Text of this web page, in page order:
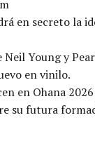
en secreto la
Young y
en vinilo.
en Ohana
su futura